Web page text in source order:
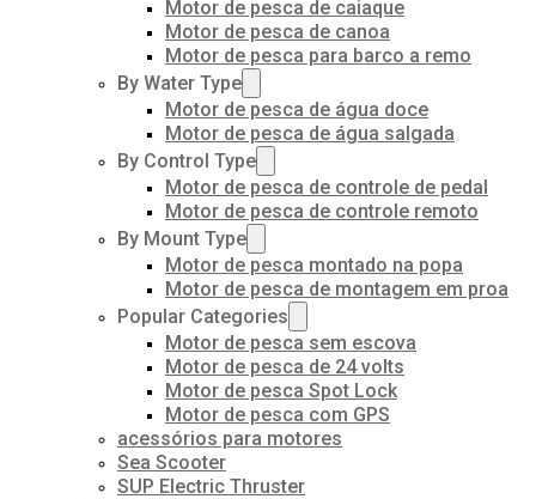
Motor de pesca de caiaque
Motor de pesca de canoa
Motor de pesca para barco a remo
By Water Type
Motor de pesca de água doce
Motor de pesca de água salgada
By Control Type
Motor de pesca de controle de pedal
Motor de pesca de controle remoto
By Mount Type
Motor de pesca montado na popa
Motor de pesca de montagem em proa
Popular Categories
Motor de pesca sem escova
Motor de pesca de 24 volts
Motor de pesca Spot Lock
Motor de pesca com GPS
acessórios para motores
Sea Scooter
SUP Electric Thruster